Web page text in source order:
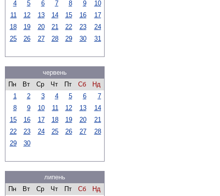
4
5 6 7 8 9
10
11
12 13 14 15 16
17
18
19 20 21 22 23
24
25
26 27 28 29 30 31
червень
Пн
Вт Ср Чт Пт Сб
Нд
1
2 3 4 5 6
7
8
9 10 11 12 13
14
15
16 17 18 19 20
21
22
23 24 25 26 27
28
29
30
липень
Пн
Вт Ср Чт Пт Сб
Нд